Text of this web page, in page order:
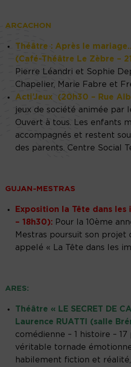
ARCACHON
Théâtre : Après le
(Café-Théâtre Le Zèbre –
Pierre Léandri et Sophie
Chapelier, Marie Fabre et
Acti’Jeux (20h30 – Rue
jeux de société animée par
Ouvert à tous. Les enfants
accompagnés et restent
des parents. Centre Social
GUJAN-MESTRAS
Exposition la Tête dans les
– 18h30): Pour la 10ème
Mestras poursuit son projet
appelé « La Tête dans les
ARES:
Théâtre « LE SECRET DE
Laurence RUATTI (salle
comédienne – 1 histoire – 17
véritable tornade
habilement fiction et